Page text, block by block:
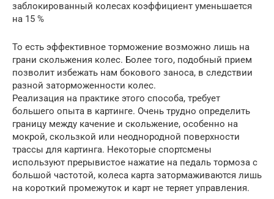
заблокированный колесах коэффициент уменьшается
на 15 %
То есть эффективное торможение возможно лишь на
грани скольжения колес. Более того, подобный прием
позволит избежать нам бокового заноса, в следствии
разной заторможенности колес.
Реализация на практике этого способа, требует
большего опыта в картинге. Очень трудно определить
границу между качение и скольжение, особенно на
мокрой, скользкой или неоднородной поверхности
трассы для картинга. Некоторые спортсмены
используют прерывистое нажатие на педаль тормоза с
большой частотой, колеса карта затормаживаются лишь
на короткий промежуток и карт не теряет управления.